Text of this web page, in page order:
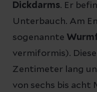
Dickdarms. Er
Unterbauch. Am
sogenannte
vermiformis).
Zentimeter lang
von sechs bis acht